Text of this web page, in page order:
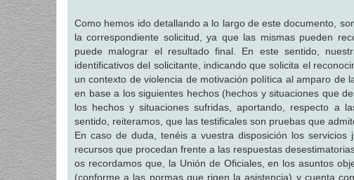
Como hemos ido detallando a lo largo de este documento,
la correspondiente solicitud, ya que las mismas pueden
puede malograr el resultado final. En este sentido,
identificativos del solicitante, indicando que solicita el
un contexto de violencia de motivación política al amparo de
en base a los siguientes hechos (hechos y situaciones que
los hechos y situaciones sufridas, aportando, respecto a
sentido, reiteramos, que las testificales son pruebas que
En caso de duda, tenéis a vuestra disposición los
recursos que procedan frente a las respuestas
os recordamos que, la Unión de Oficiales, en los asuntos
(conforme a las normas que rigen la asistencia) y cuenta